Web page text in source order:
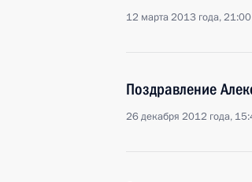
12 марта 2013 года, 21:00
Поздравление
26 декабря 2012 года,